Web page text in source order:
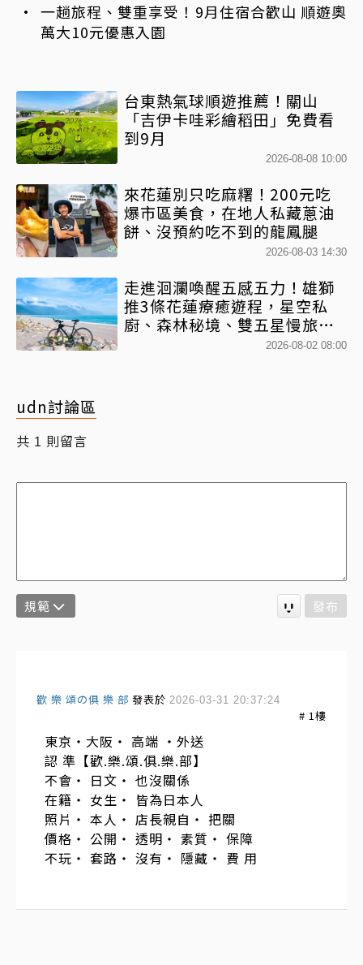
一趟旅程、雙重享受！9月住宿合歡山 順遊奧
萬大10元優惠入園
台東熱氣球順遊推薦！關山
「吉伊卡哇彩繪稻田」免費看
到9月
2026-08-08 10:00
來花蓮別只吃麻糬！200元吃
爆市區美食，在地人私藏蔥油
餅、沒預約吃不到的龍鳳腿
2026-08-03 14:30
走進洄瀾喚醒五感五力！雄獅
推3條花蓮療癒遊程，星空私
廚、森林秘境、雙五星慢旅一
2026-08-02 08:00
udn討論區
共 1 則留言
規範 發布
歡 樂 頌の俱 樂 部 發表於 2026-03-31 20:37:24
# 1樓
東京・大阪・ 高端 ・外送
認 準【歡.樂.頌.俱.樂.部】
不會・ 日文・ 也沒關係
在籍・ 女生・ 皆為日本人
照片・ 本人・ 店長親自・ 把關
價格・ 公開・ 透明・ 素質・ 保障
不玩・ 套路・ 沒有・ 隱藏・ 費 用